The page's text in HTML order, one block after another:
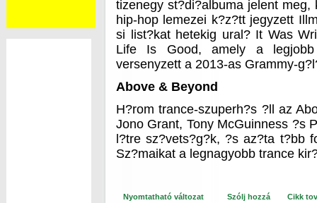
tizenegy st?di?albuma jelent
hip-hop lemezei k?z?tt jegyzett
si list?kat hetekig ural? It Was
Life Is Good, amely a
versenyzett a 2013-as Grammy-
Above & Beyond
H?rom trance-szuperh?s ?ll az
Jono Grant, Tony McGuinness ?s
l?tre sz?vets?g?k, ?s az?ta t?bb
Sz?maikat a legnagyobb trance
Nyomtatható változat Szólj hozzá Cikk